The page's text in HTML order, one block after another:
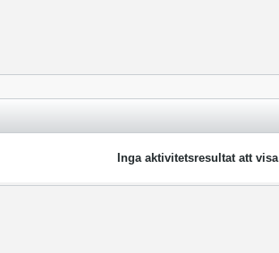
Inga aktivitetsresultat att visa